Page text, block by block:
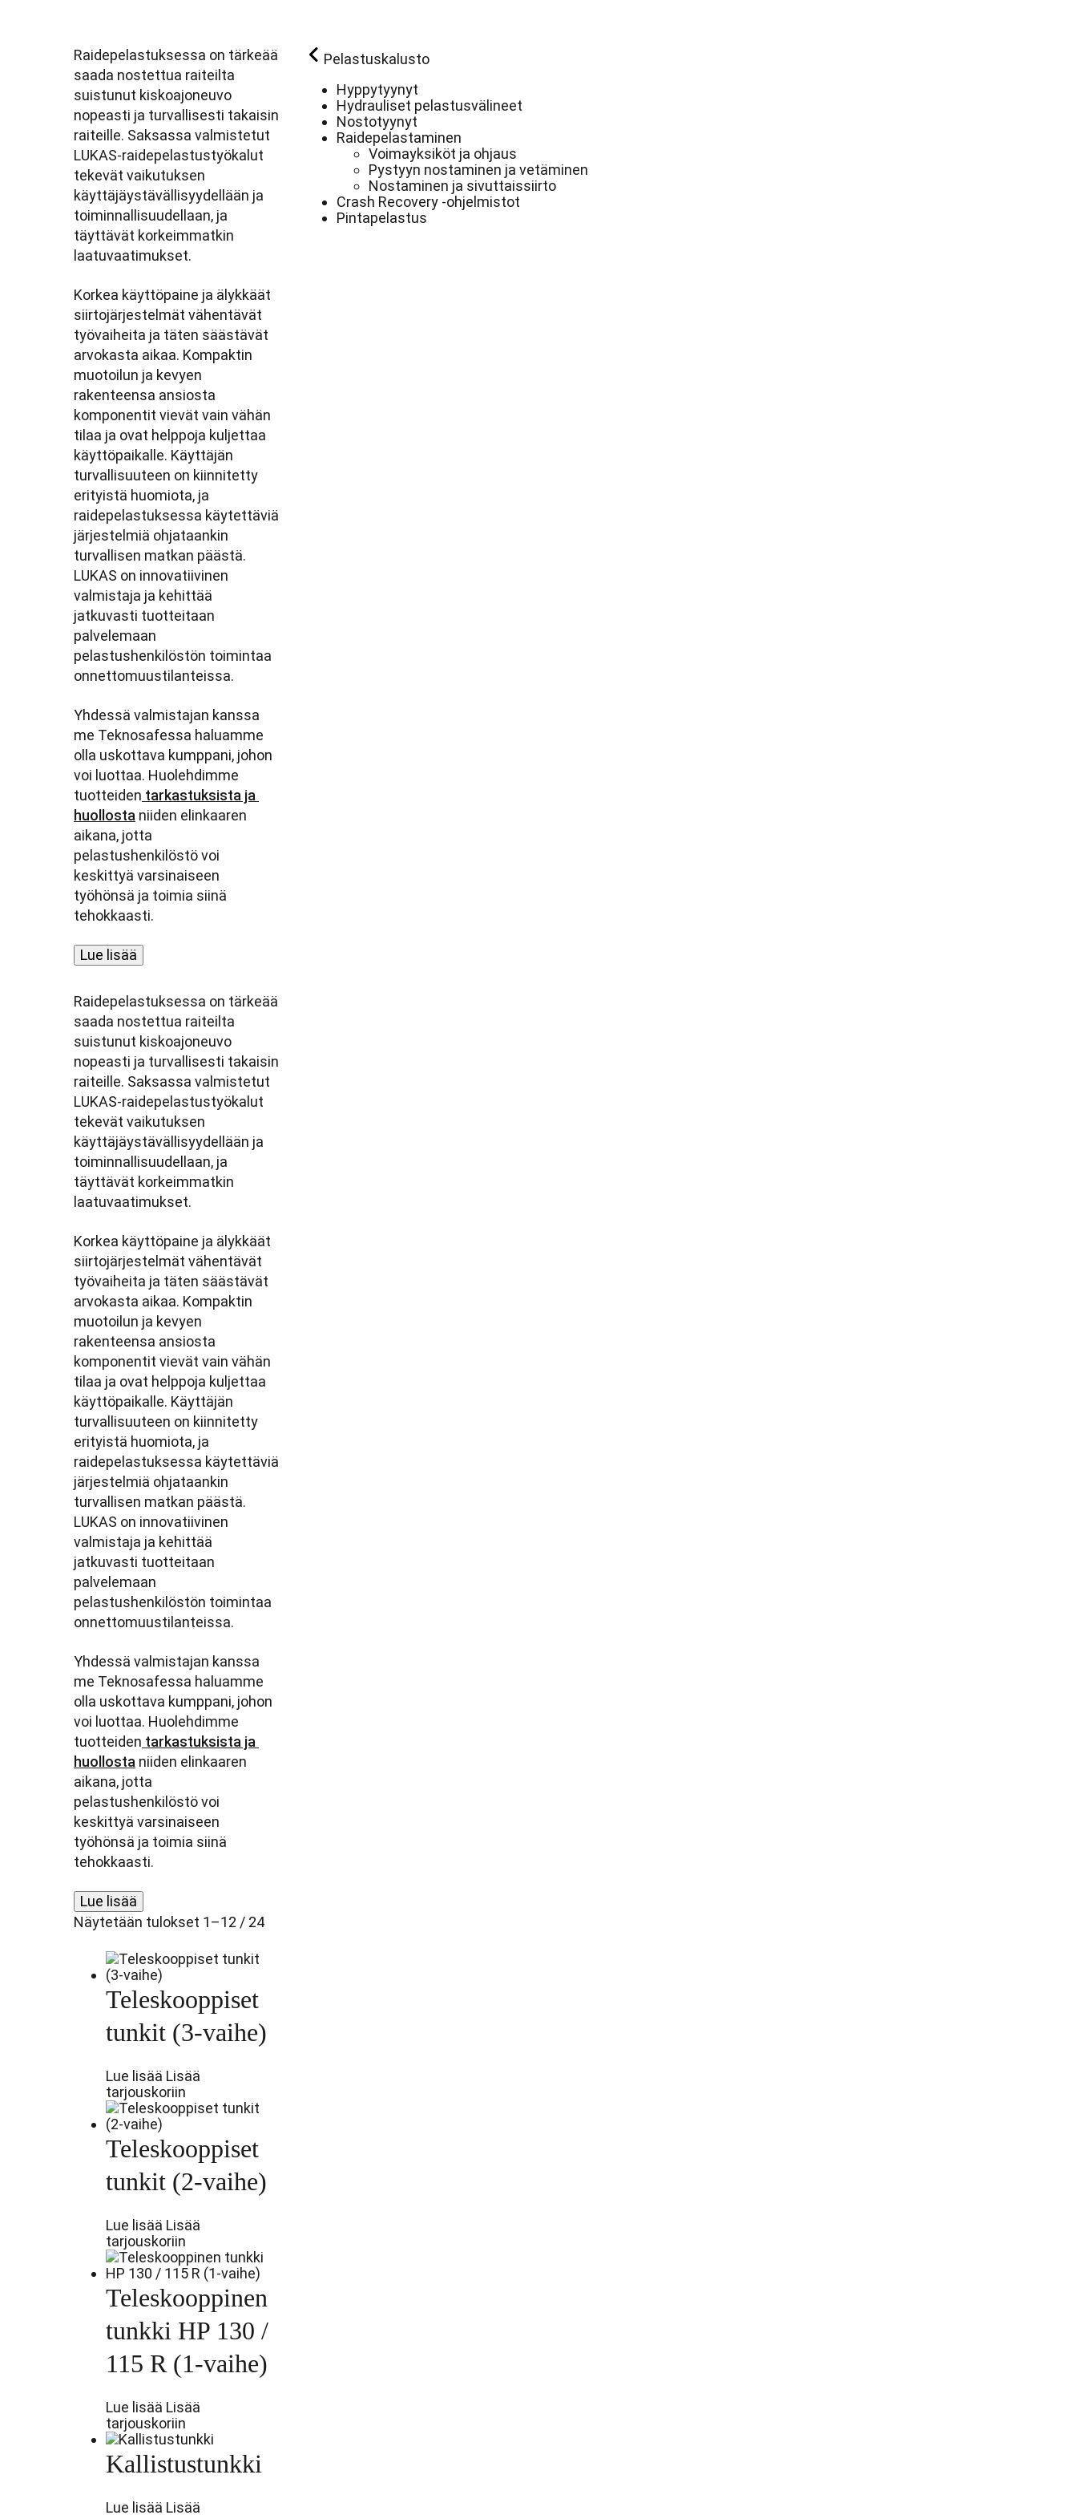
Raidepelastuksessa on tärkeää
saada nostettua raiteilta
suistunut kiskoajoneuvo
nopeasti ja turvallisesti takaisin
raiteille. Saksassa valmistetut
LUKAS-raidepelastustyökalut
tekevät vaikutuksen
käyttäjäystävällisyydellään ja
toiminnallisuudellaan, ja
täyttävät korkeimmatkin
laatuvaatimukset.
Korkea käyttöpaine ja älykkäät
siirtojärjestelmät vähentävät
työvaiheita ja täten säästävät
arvokasta aikaa. Kompaktin
muotoilun ja kevyen
rakenteensa ansiosta
komponentit vievät vain vähän
tilaa ja ovat helppoja kuljettaa
käyttöpaikalle. Käyttäjän
turvallisuuteen on kiinnitetty
erityistä huomiota, ja
raidepelastuksessa käytettäviä
järjestelmiä ohjataankin
turvallisen matkan päästä.
LUKAS on innovatiivinen
valmistaja ja kehittää
jatkuvasti tuotteitaan
palvelemaan
pelastushenkilöstön toimintaa
onnettomuustilanteissa.
Yhdessä valmistajan kanssa
me Teknosafessa haluamme
olla uskottava kumppani, johon
voi luottaa. Huolehdimme
tuotteiden tarkastuksista ja
huollosta niiden elinkaaren
aikana, jotta
pelastushenkilöstö voi
keskittyä varsinaiseen
työhönsä ja toimia siinä
tehokkaasti.
Lue lisää
Pelastuskalusto
Hyppytyynyt
Hydrauliset pelastusvälineet
Nostotyynyt
Raidepelastaminen
Voimayksiköt ja ohjaus
Pystyyn nostaminen ja vetäminen
Nostaminen ja sivuttaissiirto
Crash Recovery -ohjelmistot
Pintapelastus
Raidepelastuksessa on tärkeää
saada nostettua raiteilta
suistunut kiskoajoneuvo
nopeasti ja turvallisesti takaisin
raiteille. Saksassa valmistetut
LUKAS-raidepelastustyökalut
tekevät vaikutuksen
käyttäjäystävällisyydellään ja
toiminnallisuudellaan, ja
täyttävät korkeimmatkin
laatuvaatimukset.
Korkea käyttöpaine ja älykkäät
siirtojärjestelmät vähentävät
työvaiheita ja täten säästävät
arvokasta aikaa. Kompaktin
muotoilun ja kevyen
rakenteensa ansiosta
komponentit vievät vain vähän
tilaa ja ovat helppoja kuljettaa
käyttöpaikalle. Käyttäjän
turvallisuuteen on kiinnitetty
erityistä huomiota, ja
raidepelastuksessa käytettäviä
järjestelmiä ohjataankin
turvallisen matkan päästä.
LUKAS on innovatiivinen
valmistaja ja kehittää
jatkuvasti tuotteitaan
palvelemaan
pelastushenkilöstön toimintaa
onnettomuustilanteissa.
Yhdessä valmistajan kanssa
me Teknosafessa haluamme
olla uskottava kumppani, johon
voi luottaa. Huolehdimme
tuotteiden tarkastuksista ja
huollosta niiden elinkaaren
aikana, jotta
pelastushenkilöstö voi
keskittyä varsinaiseen
työhönsä ja toimia siinä
tehokkaasti.
Lue lisää
Näytetään tulokset 1–12 / 24
Teleskooppiset
tunkit (3-vaihe)
Lue lisää Lisää
tarjouskoriin
Teleskooppiset
tunkit (2-vaihe)
Lue lisää Lisää
tarjouskoriin
Teleskooppinen
tunkki HP 130 /
115 R (1-vaihe)
Lue lisää Lisää
tarjouskoriin
Kallistustunkki
Lue lisää Lisää